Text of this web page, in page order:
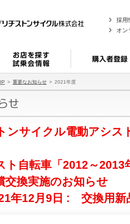
採用
オン
重要なお知らせ 2021年度
ンサイクル電動アシス
ト自転車「2012～
交換実施のお知らせ
年12月9日 : 交換用